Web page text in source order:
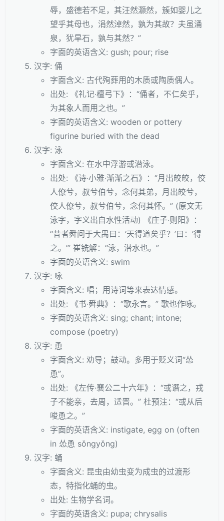
辱，盛德若不足，其汪然灏然，簇如婴儿之
望乎其母也，涓然淖然，孰为其故？夫虽涌
泉，犹旱石，孰与其然？”
字面的英语含义: gush; pour; rise
汉字: 俑
字面含义: 古代殉葬用的木质或陶质偶人。
出处: 《礼记·檀弓下》：“俑者，不仁矣乎，
为其象人而用之也。”
字面的英语含义: wooden or pottery
figurine buried with the dead
汉字: 泳
字面含义: 在水中浮游或潜泳。
出处: 《诗·小雅·渐渐之石》：“月出皎皎，佼
人僚兮，叔兮伯兮，念何其弟，月出皎兮，
佼人僚兮，叔兮伯兮，念何其怀。” (原文无
泳字，字义出自水性活动) 《庄子·则阳》：
“昔者舜问于大禺曰：‘天得道矣乎？’曰：‘得
之。’” 崔铣解：“泳，潜水也。”
字面的英语含义: swim
汉字: 咏
字面含义: 唱；用诗词等来表达情感。
出处: 《书·舜典》：“歌永言。” 歌也作咏。
字面的英语含义: sing; chant; intone;
compose (poetry)
汉字: 恿
字面含义: 劝导；鼓动。多用于贬义词“怂
恿”。
出处: 《左传·襄公二十六年》：“或谮之，戎
子不能亲，去周，适晋。” 杜预注：“或从后
唆恿之。”
字面的英语含义: instigate, egg on (often
in 怂恿 sǒngyǒng)
汉字: 蛹
字面含义: 昆虫由幼虫变为成虫的过渡形
态，特指化蛹的虫。
出处: 生物学名词。
字面的英语含义: pupa; chrysalis